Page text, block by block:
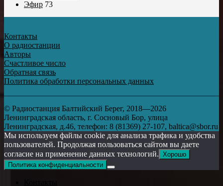
Эфир 73
Контакты
О радиостанции
Авторы
Счастливое число
Обратная связь
Политика обработки персональных данных
© Радиостанция Балтийский Берег, 2018—2026
Ленинградская область, г. Сосновый Бор, улица
Ленинградская, д.46, телефон: 8 (81369) 27-107, baltica@sbor.ru
Мы используем файлы cookie для анализа трафика и удобства
пользователей. Продолжая пользоваться сайтом вы даете
согласие на применение данных технологий. Хорошо
Политика конфиденциальности